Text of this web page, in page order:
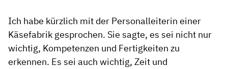
Ich habe kürzlich mit der Personalleiterin einer
Käsefabrik gesprochen. Sie sagte, es sei nicht nur
wichtig, Kompetenzen und Fertigkeiten zu
erkennen. Es sei auch wichtig, Zeit und